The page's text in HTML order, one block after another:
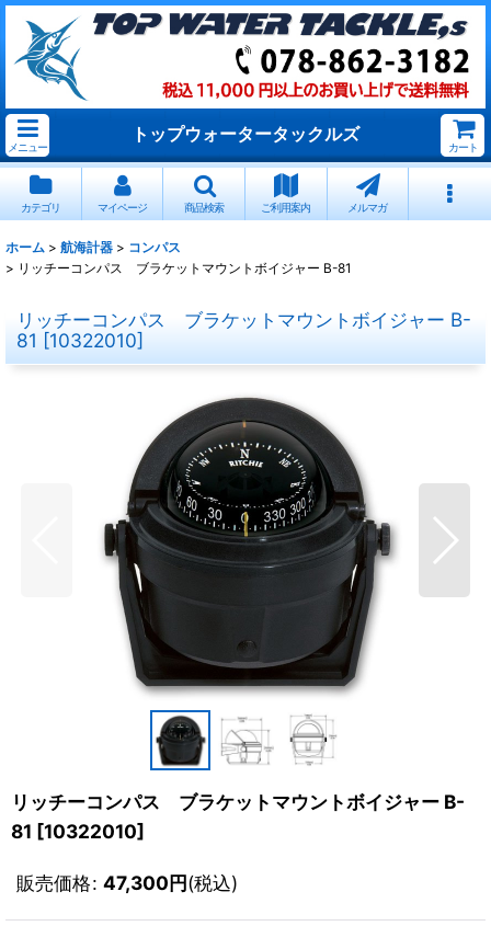
メニュー
トップウォータータックルズ
カート
カテゴリ マイページ 商品検索 ご利用案内 メルマガ
ホーム > 航海計器 > コンパス
> リッチーコンパス ブラケットマウントボイジャー B-81
リッチーコンパス ブラケットマウントボイジャー B-
81 [10322010]
リッチーコンパス ブラケットマウントボイジャー B-
81 [10322010]
販売価格: 47,300円(税込)